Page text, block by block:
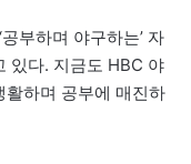
부하며 야구하는’ 자
있다. 지금도 HBC 야
하며 공부에 매진하